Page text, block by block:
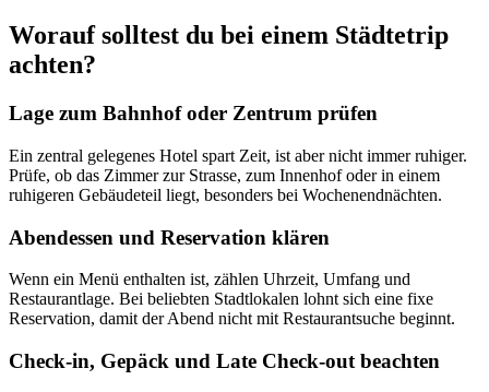
Worauf solltest du bei einem Städtetrip
achten?
Lage zum Bahnhof oder Zentrum prüfen
Ein zentral gelegenes Hotel spart Zeit, ist aber nicht immer ruhiger.
Prüfe, ob das Zimmer zur Strasse, zum Innenhof oder in einem
ruhigeren Gebäudeteil liegt, besonders bei Wochenendnächten.
Abendessen und Reservation klären
Wenn ein Menü enthalten ist, zählen Uhrzeit, Umfang und
Restaurantlage. Bei beliebten Stadtlokalen lohnt sich eine fixe
Reservation, damit der Abend nicht mit Restaurantsuche beginnt.
Check-in, Gepäck und Late Check-out beachten